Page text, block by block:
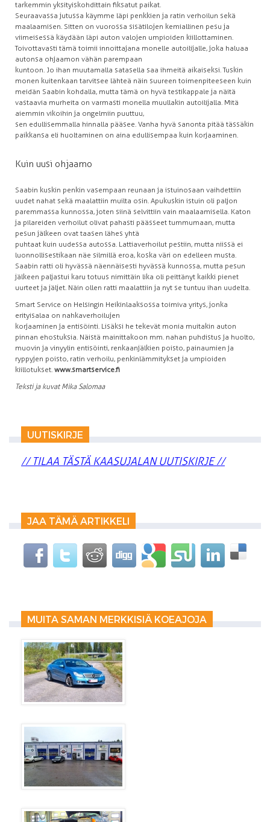
tarkemmin yksityiskohdittain fiksatut paikat.
Seuraavassa jutussa käymme läpi penkkien ja ratin verhoilun sekä
maalaamisen. Sitten on vuorossa sisätilojen kemiallinen pesu ja
viimeisessä käydään läpi auton valojen umpioiden kiillottaminen.
Toivottavasti tämä toimii innoittajana monelle autoilijalle, joka haluaa
autonsa ohjaamon vähän parempaan
kuntoon. Jo ihan muutamalla satasella saa ihmeitä aikaiseksi. Tuskin
monen kuitenkaan tarvitsee lähteä näin suureen toimenpiteeseen kuin
meidän Saabin kohdalla, mutta tämä on hyvä testikappale ja näitä
vastaavia murheita on varmasti monella muullakin autoilijalla. Mitä
aiemmin vikoihin ja ongelmiin puuttuu,
sen edullisemmalla hinnalla pääsee. Vanha hyvä sanonta pitää tässäkin
paikkansa eli huoltaminen on aina edullisempaa kuin korjaaminen.
Kuin uusi ohjaamo
Saabin kuskin penkin vasempaan reunaan ja istuinosaan vaihdettiin
uudet nahat sekä maalattiin muilta osin. Apukuskin istuin oli paljon
paremmassa kunnossa, joten siinä selvittiin vain maalaamisella. Katon
ja pilareiden verhoilut olivat pahasti päässeet tummumaan, mutta
pesun jälkeen ovat taasen lähes yhtä
puhtaat kuin uudessa autossa. Lattiaverhoilut pestiin, mutta niissä ei
luonnollisestikaan näe silmillä eroa, koska väri on edelleen musta.
Saabin ratti oli hyvässä näennäisesti hyvässä kunnossa, mutta pesun
jälkeen paljastui karu totuus nimittäin lika oli peittänyt kaikki pienet
uurteet ja jäljet. Näin ollen ratti maalattiin ja nyt se tuntuu ihan uudelta.
Smart Service on Helsingin Heikinlaaksossa toimiva yritys, jonka
erityisalaa on nahkaverhoilujen
korjaaminen ja entisöinti. Lisäksi he tekevät monia muitakin auton
pinnan ehostuksia. Näistä mainittakoon mm. nahan puhdistus ja huolto,
muovin ja vinyylin entisöinti, renkaanjälkien poisto, painaumien ja
ryppyjen poisto, ratin verhoilu, penkinlämmitykset ja umpioiden
kiillotukset. www.smartservice.fi
Teksti ja kuvat Mika Salomaa
UUTISKIRJE
// TILAA TÄSTÄ KAASUJALAN UUTISKIRJE //
JAA TÄMÄ ARTIKKELI
MUITA SAMAN MERKKISIÄ KOEAJOJA